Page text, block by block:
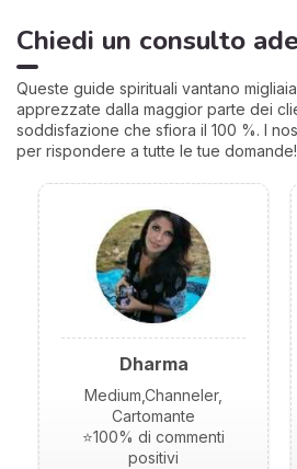
Chiedi un consulto
Queste guide spirituali vantano
apprezzate dalla maggior parte dei
soddisfazione che sfiora il 100 %. I
per rispondere a tutte le tue domande!
Dharma
Medium,Channeler,
Cartomante
⭐100% di commenti
positivi